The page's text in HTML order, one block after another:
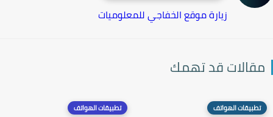
زيارة موقع الخفاجي للمعلوميات
قد تهمك
تطبيقات الهواتف تطبيقات الهواتف